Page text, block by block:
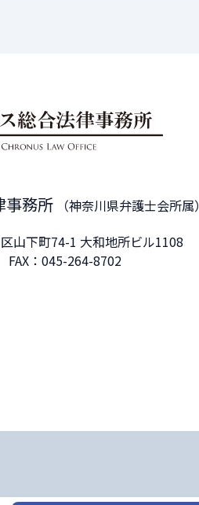
事務所
（神奈川県弁護士会所属）
山下町74-1 大和地所ビル1108
FAX：045-264-8702